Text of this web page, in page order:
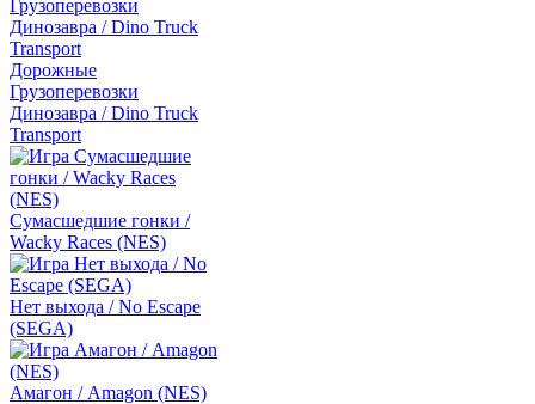
Дорожные
Грузоперевозки
Динозавра / Dino Truck
Transport
Сумасшедшие гонки /
Wacky Races (NES)
Нет выхода / No Escape
(SEGA)
Амагон / Amagon (NES)